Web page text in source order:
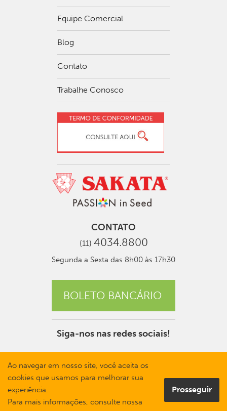
Equipe Comercial
Blog
Contato
Trabalhe Conosco
CONTATO
(11) 4034.8800
Segunda a Sexta das 8h00 às 17h30
BOLETO BANCÁRIO
Siga-nos nas redes sociais!
Ao navegar em nosso site, você aceita os
cookies que usamos para melhorar sua
experiência.
Para mais informações, consulte nossa
Prosseguir